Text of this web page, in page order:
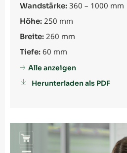
Wandstärke: 360 – 1000 mm
Höhe: 250 mm
Breite: 260 mm
Tiefe: 60 mm
Alle anzeigen
Herunterladen als PDF